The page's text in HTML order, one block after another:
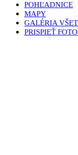
POHĽADNICE
MAPY
GALÉRIA
PRISPIEŤ